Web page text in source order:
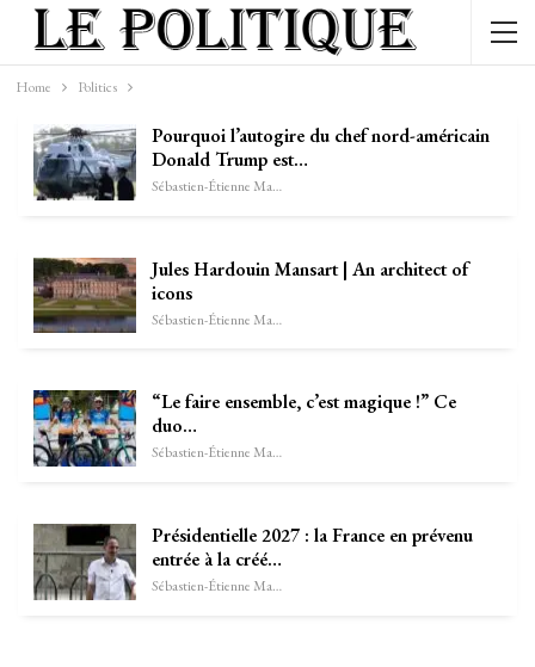
Home Politics
Pourquoi l’autogire du chef nord-américain
Donald Trump est…
Sébastien-Étienne Marechal
Jules Hardouin Mansart | An architect of
icons
Sébastien-Étienne Marechal
“Le faire ensemble, c’est magique !” Ce
duo…
Sébastien-Étienne Marechal
Présidentielle 2027 : la France en prévenu
entrée à la créé…
Sébastien-Étienne Marechal